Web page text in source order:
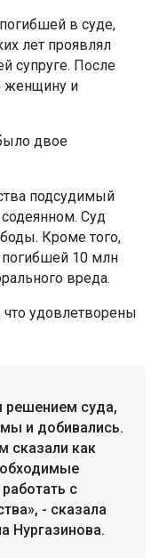
в суде,
лет проявлял
супруге. После
женщину и
двое
подсудимый
Суд
Кроме того,
погибшей 10 млн
вреда.
удовлетворены
решением суда,
и добивались.
сказали как
с
- сказала
Нургазинова.